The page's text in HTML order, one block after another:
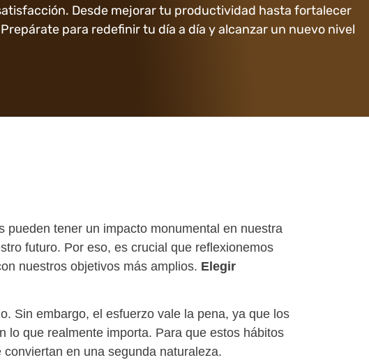
Desde mejorar tu productividad hasta fortalecer
para redefinir tu día a día y alcanzar un nuevo nivel
tener un impacto monumental en nuestra
futuro. Por eso, es crucial que reflexionemos
nuestros objetivos más amplios. Elegir
Sin embargo, el esfuerzo vale la pena, ya que los
lo que realmente importa. Para que estos hábitos
en una segunda naturaleza.